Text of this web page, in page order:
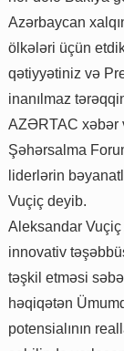
Azərbaycan
ölkələri üçün
qətiyyətiniz və
inanılmaz
AZƏRTAC xəbər
Şəhərsalma
liderlərin
Vuçiç deyib.
Aleksandar
innovativ
təşkil etməsi
həqiqətən
potensialının